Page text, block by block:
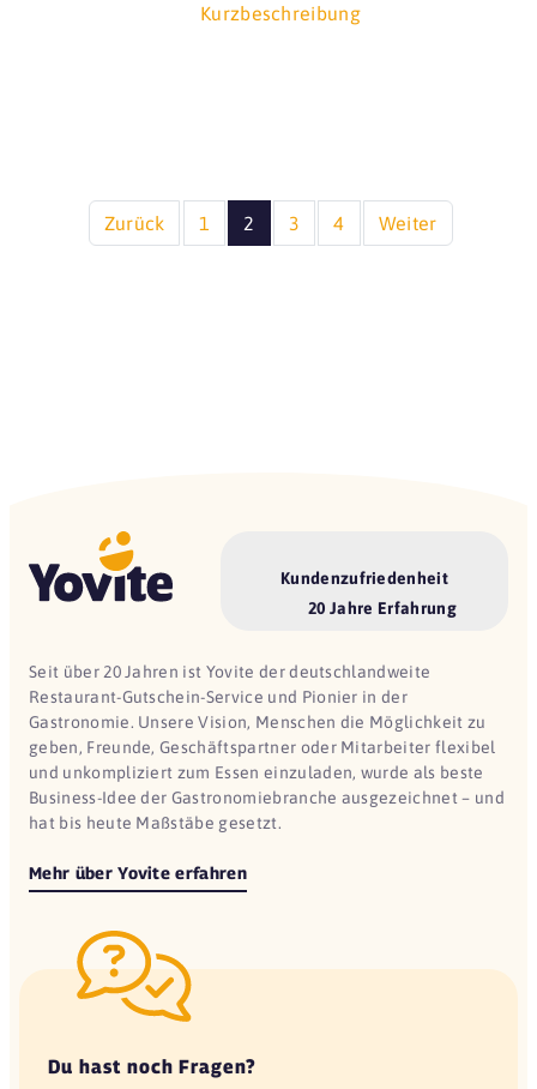
Kurzbeschreibung
Zurück 1 2 3 4 Weiter
Kundenzufriedenheit
20 Jahre Erfahrung
Seit über 20 Jahren ist Yovite der deutschlandweite
Restaurant-Gutschein-Service und Pionier in der
Gastronomie. Unsere Vision, Menschen die Möglichkeit zu
geben, Freunde, Geschäftspartner oder Mitarbeiter flexibel
und unkompliziert zum Essen einzuladen, wurde als beste
Business-Idee der Gastronomiebranche ausgezeichnet – und
hat bis heute Maßstäbe gesetzt.
Mehr über Yovite erfahren
Du hast noch Fragen?